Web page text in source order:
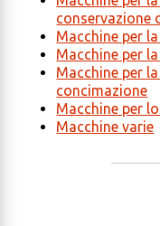
conservazione
Macchine per
Macchine per
Macchine per
concimazione
Macchine per
Macchine varie